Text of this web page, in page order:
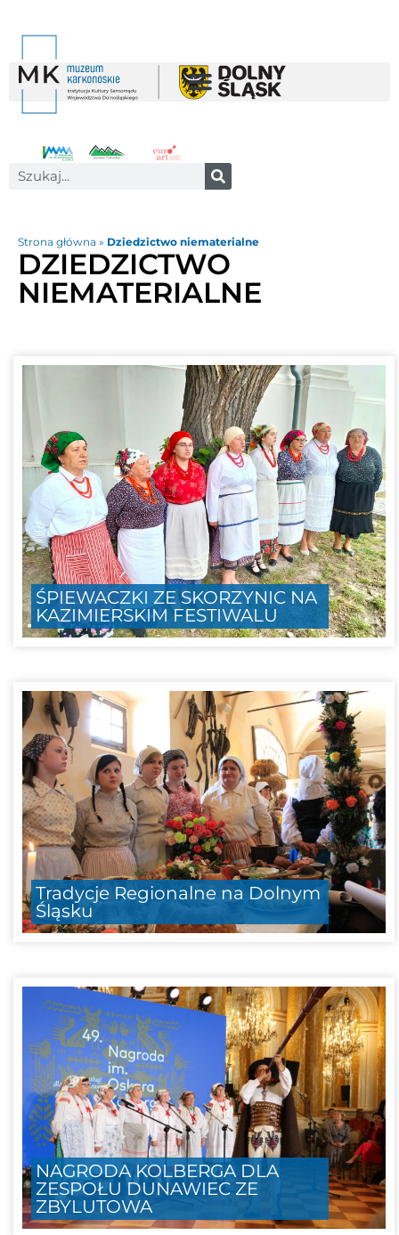
Strona główna » Dziedzictwo niematerialne
DZIEDZICTWO
NIEMATERIALNE
ŚPIEWACZKI ZE SKORZYNIC NA
KAZIMIERSKIM FESTIWALU
Tradycje Regionalne na Dolnym
Śląsku
NAGRODA KOLBERGA DLA
ZESPOŁU DUNAWIEC ZE
ZBYLUTOWA